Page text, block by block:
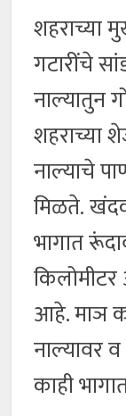
शहराच्या
गटारींचे
नाल्यातुन
शहराच्या
नाल्याचे
मिळते.
भागात
आहे. माञ
नाल्यावर
काही